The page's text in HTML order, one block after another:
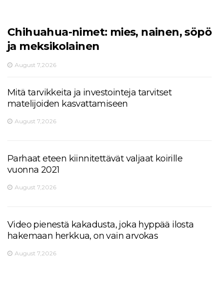
Chihuahua-nimet: mies, nainen, söpö
ja meksikolainen
August 7,2026
Mitä tarvikkeita ja investointeja tarvitset
matelijoiden kasvattamiseen
August 7,2026
Parhaat eteen kiinnitettävät valjaat koirille
vuonna 2021
August 7,2026
Video pienestä kakadusta, joka hyppää ilosta
hakemaan herkkua, on vain arvokas
August 7,2026